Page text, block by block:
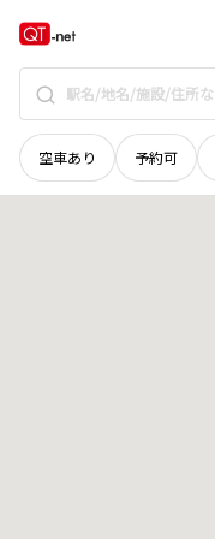
空車あり 予約可
福井県